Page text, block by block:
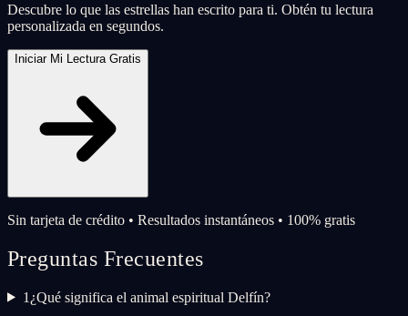
Descubre lo que las estrellas han escrito para ti. Obtén tu lectura
personalizada en segundos.
Iniciar Mi Lectura Gratis
Sin tarjeta de crédito • Resultados instantáneos • 100% gratis
Preguntas Frecuentes
1 ¿Qué significa el animal espiritual Delfín?